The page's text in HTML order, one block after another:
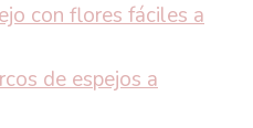
con flores fáciles a
de espejos a